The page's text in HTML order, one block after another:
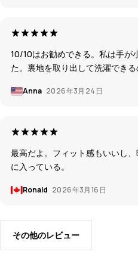
10/10はお勧めできる。私は手が
た。裏地を取り出して洗濯できる
Anna 2026年3月24日
最高だよ。フィット感もいいし
に入っている。
Ronald 2026年3月16日
その他のレビュー